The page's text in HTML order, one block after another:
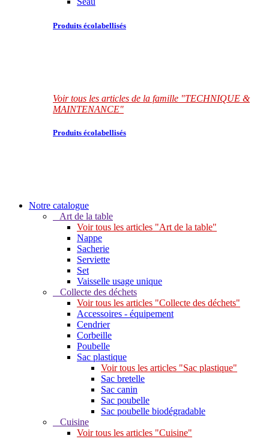
Produits écolabellisés
Voir tous les articles de la famille "TECHNIQUE &
MAINTENANCE"
Produits écolabellisés
Notre catalogue
Art de la table
Voir tous les articles "Art de la table"
Nappe
Sacherie
Serviette
Set
Vaisselle usage unique
Collecte des déchets
Voir tous les articles "Collecte des déchets"
Accessoires - équipement
Cendrier
Corbeille
Poubelle
Sac plastique
Voir tous les articles "Sac plastique"
Sac bretelle
Sac canin
Sac poubelle
Sac poubelle biodégradable
Cuisine
Voir tous les articles "Cuisine"